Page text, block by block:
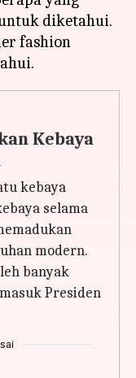
diketahui.
fashion
Kebaya
kebaya
selama
modern.
banyak
Presiden